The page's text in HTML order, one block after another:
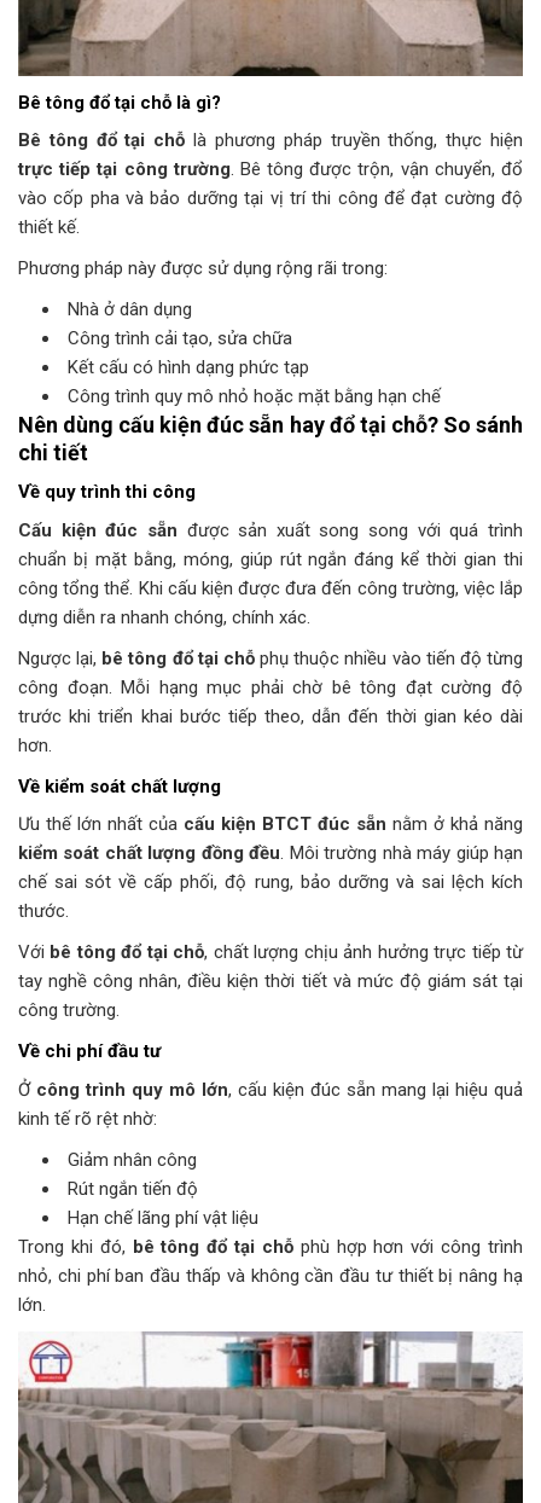
Bê tông đổ tại chỗ là gì?
Bê tông đổ tại chỗ là phương pháp truyền thống, thực hiện
trực tiếp tại công trường. Bê tông được trộn, vận chuyển, đổ
vào cốp pha và bảo dưỡng tại vị trí thi công để đạt cường độ
thiết kế.
Phương pháp này được sử dụng rộng rãi trong:
Nhà ở dân dụng
Công trình cải tạo, sửa chữa
Kết cấu có hình dạng phức tạp
Công trình quy mô nhỏ hoặc mặt bằng hạn chế
Nên dùng cấu kiện đúc sẵn hay đổ tại chỗ? So sánh
chi tiết
Về quy trình thi công
Cấu kiện đúc sẵn được sản xuất song song với quá trình
chuẩn bị mặt bằng, móng, giúp rút ngắn đáng kể thời gian thi
công tổng thể. Khi cấu kiện được đưa đến công trường, việc lắp
dựng diễn ra nhanh chóng, chính xác.
Ngược lại, bê tông đổ tại chỗphụ thuộc nhiều vào tiến độ từng
công đoạn. Mỗi hạng mục phải chờ bê tông đạt cường độ
trước khi triển khai bước tiếp theo, dẫn đến thời gian kéo dài
hơn.
Về kiểm soát chất lượng
Ưu thế lớn nhất của cấu kiện BTCT đúc sẵn nằm ở khả năng
kiểm soát chất lượng đồng đều. Môi trường nhà máy giúp hạn
chế sai sót về cấp phối, độ rung, bảo dưỡng và sai lệch kích
thước.
Với bê tông đổ tại chỗ, chất lượng chịu ảnh hưởng trực tiếp từ
tay nghề công nhân, điều kiện thời tiết và mức độ giám sát tại
công trường.
Về chi phí đầu tư
Ở công trình quy mô lớn, cấu kiện đúc sẵn mang lại hiệu quả
kinh tế rõ rệt nhờ:
Giảm nhân công
Rút ngắn tiến độ
Hạn chế lãng phí vật liệu
Trong khi đó, bê tông đổ tại chỗphù hợp hơn với công trình
nhỏ, chi phí ban đầu thấp và không cần đầu tư thiết bị nâng hạ
lớn.